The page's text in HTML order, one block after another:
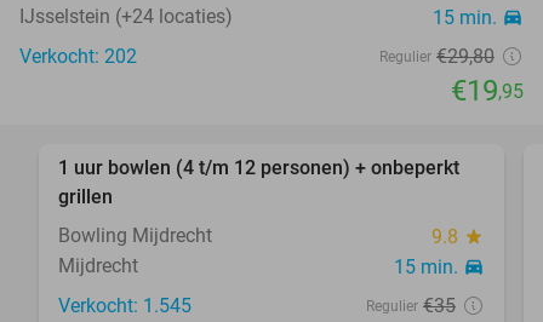
IJsselstein (+24 locaties) 15 min. directions_car
Verkocht: 202 Regulier €29,80
€19,95
44%
favorite_border
1 uur bowlen (4 t/m 12 personen) + onbeperkt
grillen
Bowling Mijdrecht
9.8 star
Mijdrecht 15 min. directions_car
Verkocht: 1.545 Regulier €35